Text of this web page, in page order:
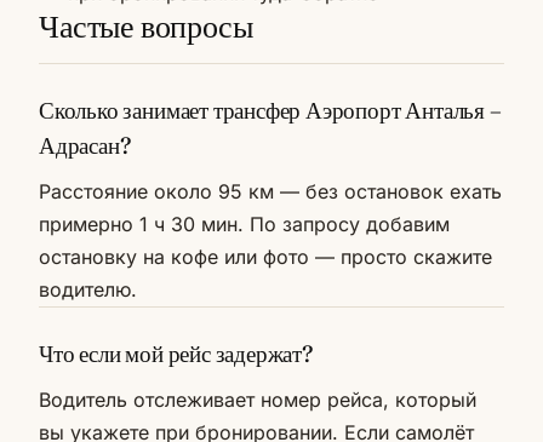
Частые вопросы
Сколько занимает трансфер Аэропорт Анталья –
Адрасан?
Расстояние около 95 км — без остановок ехать
примерно 1 ч 30 мин. По запросу добавим
остановку на кофе или фото — просто скажите
водителю.
Что если мой рейс задержат?
Водитель отслеживает номер рейса, который
вы укажете при бронировании. Если самолёт